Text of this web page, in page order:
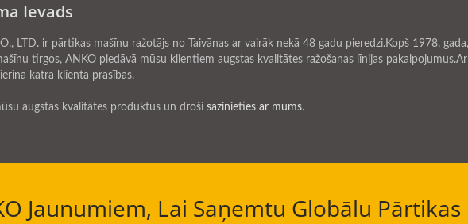
Ievads
LTD. ir pārtikas mašīnu ražotājs no Taivānas ar vairāk nekā 48 gadu pieredzi.Kopš 1978.
tirgos, ANKO piedāvā mūsu klientiem augstas kvalitātes ražošanas līnijas
katra klienta prasības.
augstas kvalitātes produktus un droši sazinieties ar mums.
Jaunumiem, Lai Saņemtu Globālu Pārtikas